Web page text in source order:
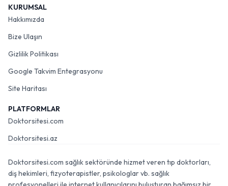
KURUMSAL
Hakkımızda
Bize Ulaşın
Gizlilik Politikası
Google Takvim Entegrasyonu
Site Haritası
PLATFORMLAR
Doktorsitesi.com
Doktorsitesi.az
Doktorsitesi.com sağlık sektöründe hizmet veren tıp doktorları,
diş hekimleri, fizyoterapistler, psikologlar vb. sağlık